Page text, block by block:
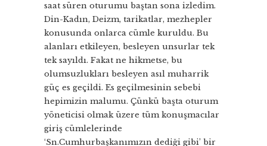
saat süren oturumu baştan sona izledim.
Din-Kadın, Deizm, tarikatlar, mezhepler
konusunda onlarca cümle kuruldu. Bu
alanları etkileyen, besleyen unsurlar tek
tek sayıldı. Fakat ne hikmetse, bu
olumsuzlukları besleyen asıl muharrik
güç es geçildi. Es geçilmesinin sebebi
hepimizin malumu. Çünkü başta oturum
yöneticisi olmak üzere tüm konuşmacılar
giriş cümlelerinde
‘Sn.Cumhurbaşkanımızın dediği gibi’ bir